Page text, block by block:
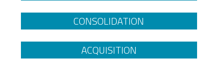
CONSOLIDATION
ACQUISITION